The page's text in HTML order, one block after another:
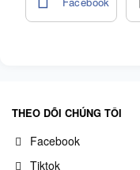
THEO DÕI CHÚNG TÔI
Facebook
Tiktok